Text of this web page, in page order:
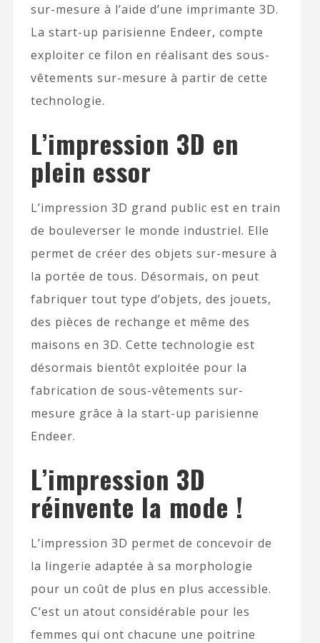
sur-mesure à l’aide d’une imprimante 3D.
La start-up parisienne Endeer, compte
exploiter ce filon en réalisant des sous-
vêtements sur-mesure à partir de cette
technologie.
L’impression 3D en
plein essor
L’impression 3D grand public est en train
de bouleverser le monde industriel. Elle
permet de créer des objets sur-mesure à
la portée de tous. Désormais, on peut
fabriquer tout type d’objets, des jouets,
des pièces de rechange et même des
maisons en 3D. Cette technologie est
désormais bientôt exploitée pour la
fabrication de sous-vêtements sur-
mesure grâce à la start-up parisienne
Endeer.
L’impression 3D
réinvente la mode !
L’impression 3D permet de concevoir de
la lingerie adaptée à sa morphologie
pour un coût de plus en plus accessible.
C’est un atout considérable pour les
femmes qui ont chacune une poitrine